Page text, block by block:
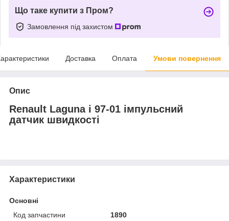
Що таке купити з Пром?
Замовлення під захистом
Доставка Оплата Умови повернення
Опис
Renault Laguna і 97-01 імпульсний
датчик швидкості
Характеристики
Основні
Код запчастини
1890